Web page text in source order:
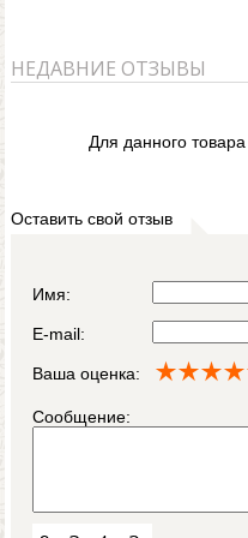
НЕДАВНИЕ ОТЗЫВЫ
Для данного
Оставить свой отзыв
Имя:
E-mail:
Ваша оценка:
Сообщение: